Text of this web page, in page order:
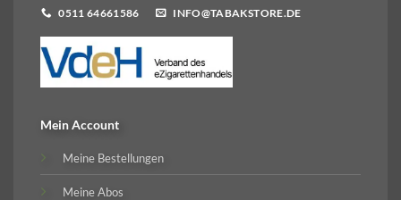
0511 64661586 INFO@TABAKSTORE.DE
Mein Account
Meine Bestellungen
Meine Abos